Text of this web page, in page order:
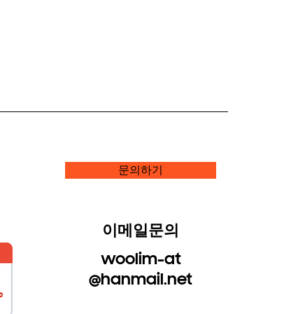
문의하기
​이메일문의
woolim-at
@hanmail.net